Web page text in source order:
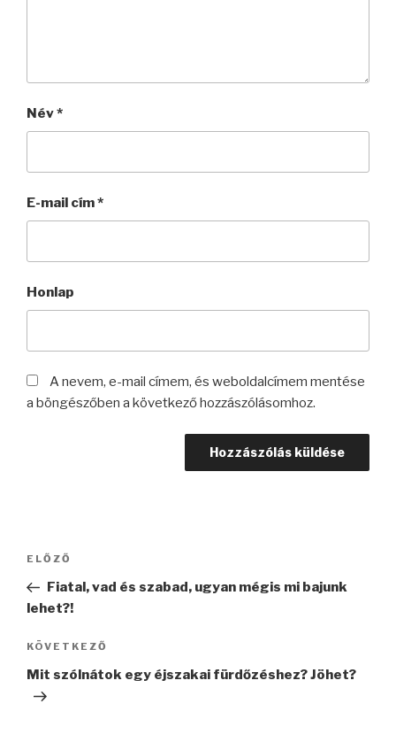
Név*
E-mail cím*
Honlap
A nevem, e-mail címem, és weboldalcímem mentése
a böngészőben a következő hozzászólásomhoz.
Bejegyzés
Korábbi
bejegyzés
ELŐZŐ
Fiatal, vad és szabad, ugyan mégis mi bajunk
lehet?!
Következő
bejegyzés
KÖVETKEZŐ
Mit szólnátok egy éjszakai fürdőzéshez? Jöhet?